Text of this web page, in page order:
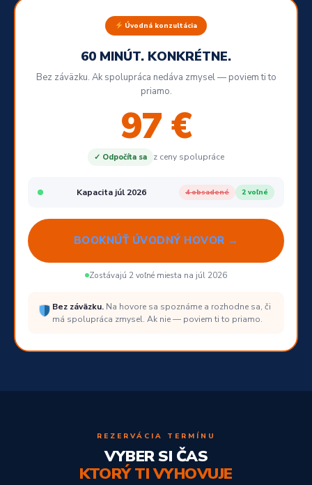
Úvodná konzultácia
60 MINÚT. KONKRÉTNE.
Bez záväzku. Ak spolupráca nedáva zmysel — poviem ti to
priamo.
97 €
✓ Odpočíta sa z ceny spolupráce
Kapacita júl 2026 4 obsadené 2 voľné
BOOKNÚŤ ÚVODNÝ HOVOR →
Zostávajú 2 voľné miesta na júl 2026
Bez záväzku.Na hovore sa spoznáme a rozhodne sa, či
má spolupráca zmysel. Ak nie — poviem ti to priamo.
REZERVÁCIA TERMÍNU
VYBER SI ČAS
KTORÝ TI VYHOVUJE